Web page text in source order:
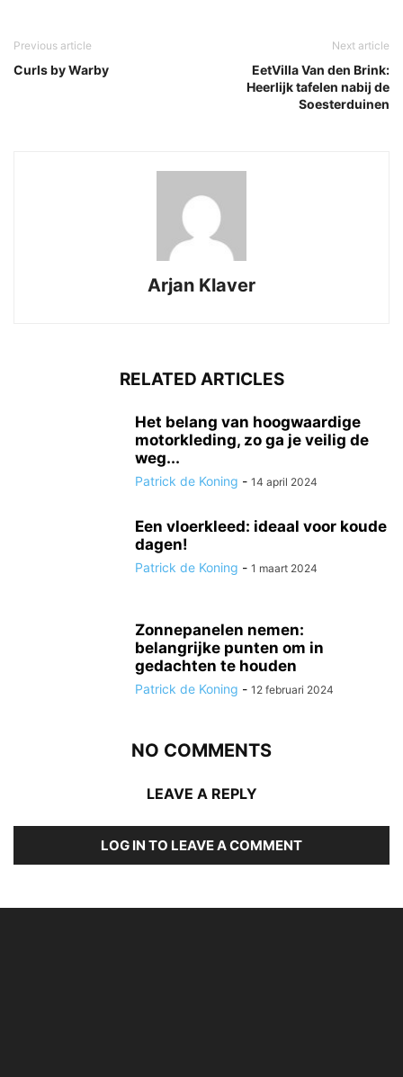
Previous article
Curls by Warby
Next article
EetVilla Van den Brink:
Heerlijk tafelen nabij de
Soesterduinen
Arjan Klaver
RELATED ARTICLES
Het belang van hoogwaardige
motorkleding, zo ga je veilig de
weg...
Patrick de Koning - 14 april 2024
Een vloerkleed: ideaal voor koude
dagen!
Patrick de Koning - 1 maart 2024
Zonnepanelen nemen:
belangrijke punten om in
gedachten te houden
Patrick de Koning - 12 februari 2024
NO COMMENTS
LEAVE A REPLY
LOG IN TO LEAVE A COMMENT